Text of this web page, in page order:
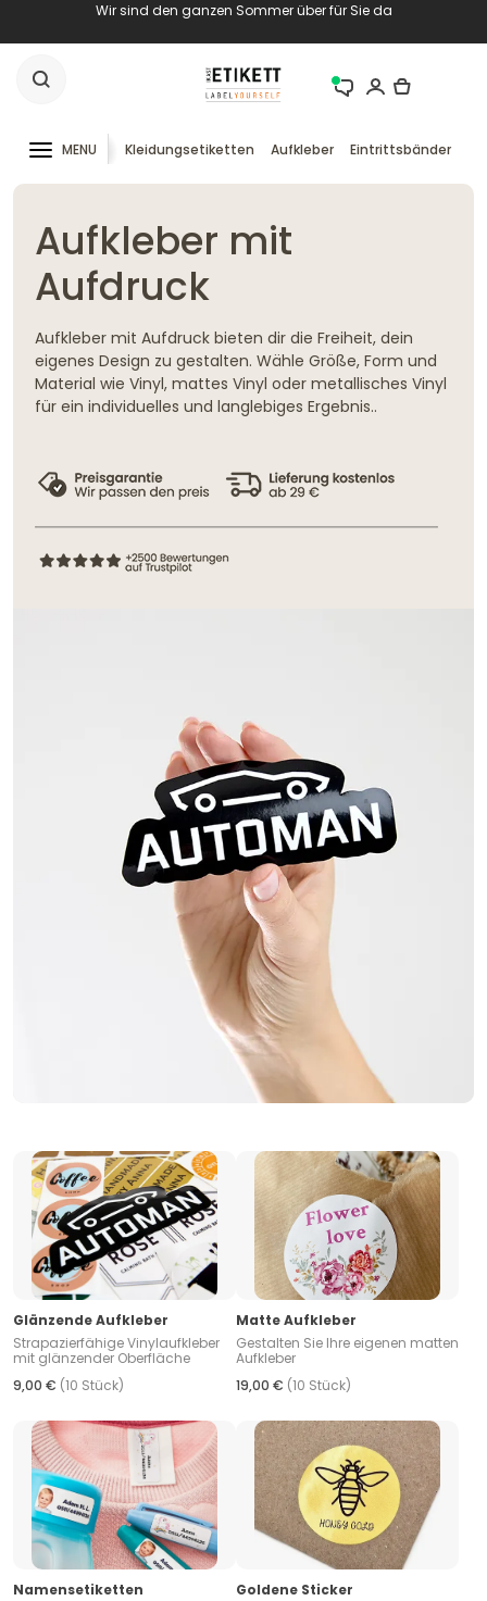
Wir sind den ganzen Sommer über für Sie da
MENU Kleidungsetiketten Aufkleber Eintrittsbänder
Aufkleber mit
Aufdruck
Aufkleber mit Aufdruck bieten dir die Freiheit, dein
eigenes Design zu gestalten. Wähle Größe, Form und
Material wie Vinyl, mattes Vinyl oder metallisches Vinyl
für ein individuelles und langlebiges Ergebnis..
Glänzende Aufkleber
Strapazierfähige Vinylaufkleber
mit glänzender Oberfläche
9,00 € (10 Stück)
Matte Aufkleber
Gestalten Sie Ihre eigenen matten
Aufkleber
19,00 € (10 Stück)
Namensetiketten
Goldene Sticker